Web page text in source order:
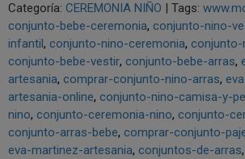
Categoría: CEREMONIA NIÑO | Tags:
conjunto-bebe-ceremonia conjunto-nino-
infantil conjunto-nino-ceremonia
conjunto-bebe-vestir conjunto-bebe-arras
artesania comprar-conjunto-nino-arras
artesania-online conjunto-nino-camisa-y-
nino conjunto-ceremonia-nino conjunto-
conjunto-arras-bebe comprar-conjunto-
eva-martinez-artesania conjuntos-de-arras